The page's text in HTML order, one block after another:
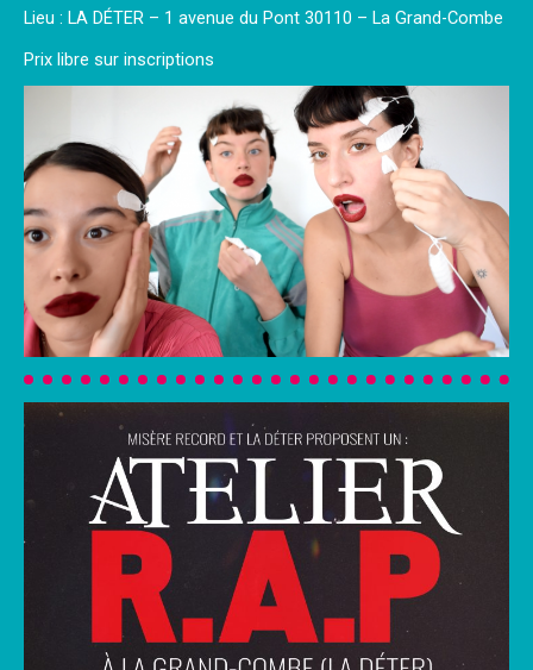
Lieu : LA DÉTER – 1 avenue du Pont 30110 – La Grand-Combe
Prix libre sur inscriptions